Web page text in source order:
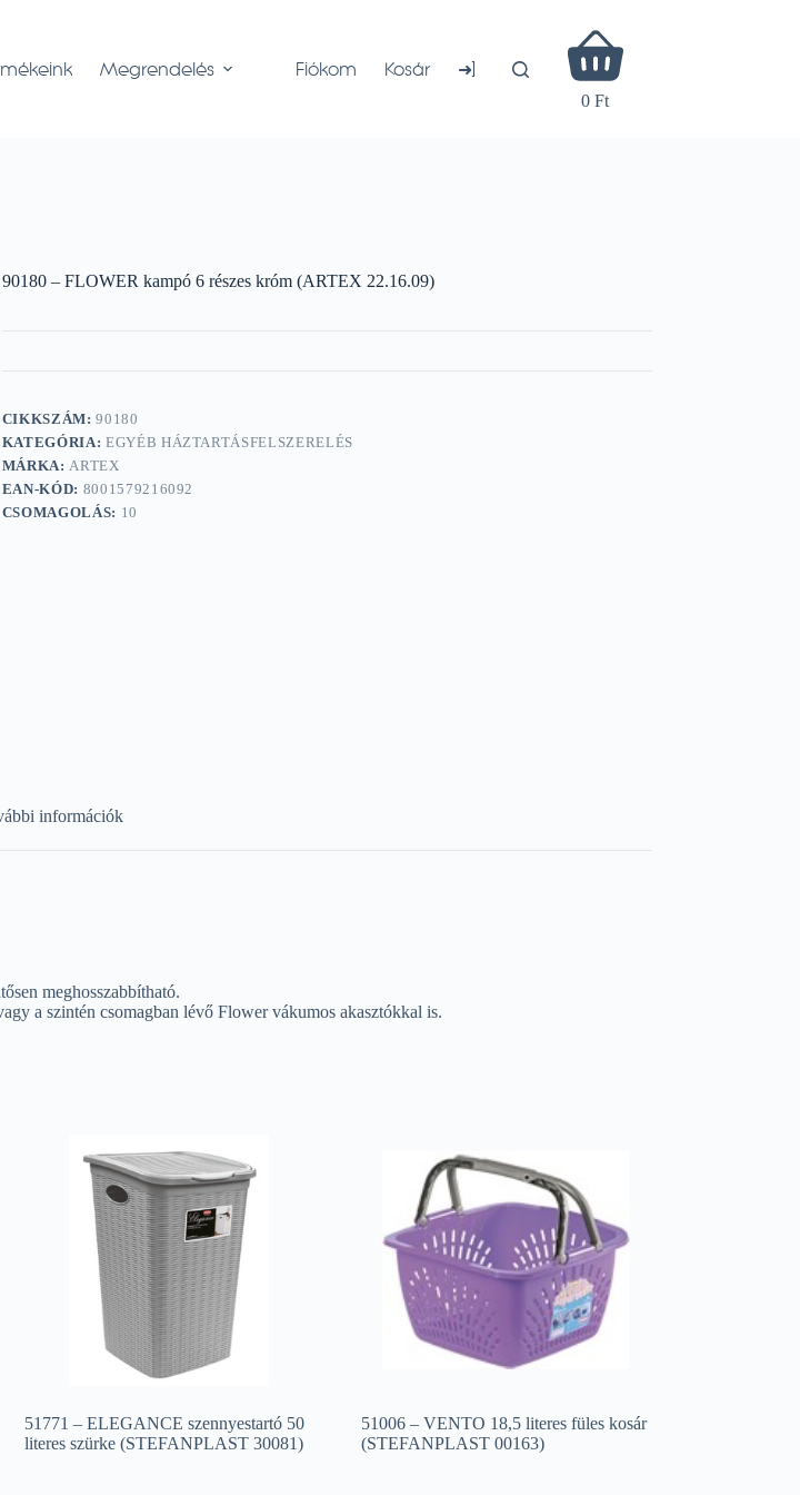
Megrendelés Fiókom Kosár ➜]
Shopping
cart
0 Ft
90180 – FLOWER kampó 6 részes króm (ARTEX 22.16.09)
CIKKSZÁM:90180
KATEGÓRIA: EGYÉB HÁZTARTÁSFELSZERELÉS
MÁRKA:ARTEX
EAN-KÓD: 8001579216092
CSOMAGOLÁS: 10
információk
meghosszabbítható.
a szintén csomagban lévő Flower vákumos akasztókkal is.
51771 – ELEGANCE szennyestartó 50
literes szürke (STEFANPLAST 30081)
51006 – VENTO 18,5 literes füles kosár
(STEFANPLAST 00163)